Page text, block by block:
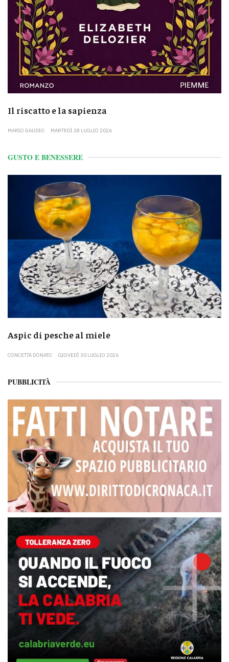
Il riscatto e la sapienza
MARIO GAUDIO MARTEDÌ 28 LUGLIO 2026
GUSTO E BENESSERE
Aspic di pesche al miele
CONCETTA DONATO GIOVEDÌ 30 LUGLIO 2026
PUBBLICITÀ